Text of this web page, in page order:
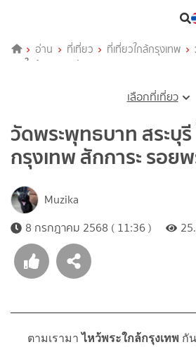
อ่าน ที่เที่ยว ที่เที่ยวใกล้กรุงเทพ
พระใกล้กรุงเทพ สักการะ รอยพระพุทธบาท
เลือกที่เที่ยว
วัดพระพุทธบาท สระบุรี
กรุงเทพ สักการะ รอย
Muzika
8 กรกฎาคม 2568 ( 11:36 )
ตามเรามาไหว้พระใกล้กรุงเทพ กั